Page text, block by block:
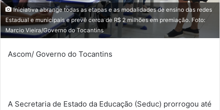
i
l
Iniciativa abrange todas as etapas e as modalidades de ensino das redes
Estadual e municipais e prevê cerca de R$ 2 milhões em premiação. Foto:
Marcio Vieira/Governo do Tocantins
Ascom/ Governo do Tocantins
A Secretaria de Estado da Educação (Seduc) prorrogou até